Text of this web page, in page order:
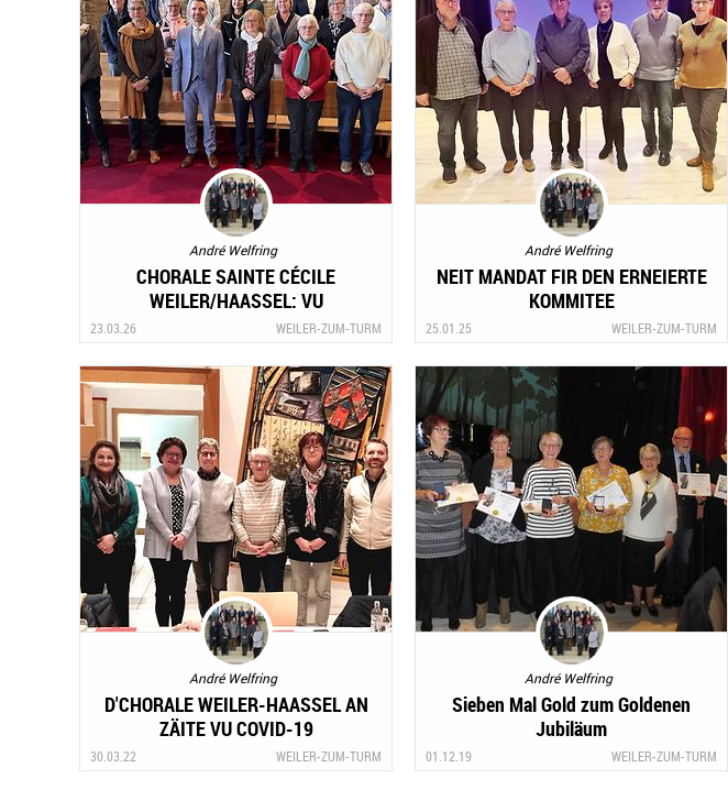
André Welfring
CHORALE SAINTE CÉCILE
WEILER/HAASSEL: VU
MÉISTËMMEGKEET AN
EESTËMMEGKEET
23.03.26 WEILER-ZUM-TURM
André Welfring
NEIT MANDAT FIR DEN ERNEIERTE
KOMMITEE
25.01.25 WEILER-ZUM-TURM
André Welfring
D'CHORALE WEILER-HAASSEL AN
ZÄITE VU COVID-19
30.03.22 WEILER-ZUM-TURM
André Welfring
Sieben Mal Gold zum Goldenen
Jubiläum
01.12.19 WEILER-ZUM-TURM